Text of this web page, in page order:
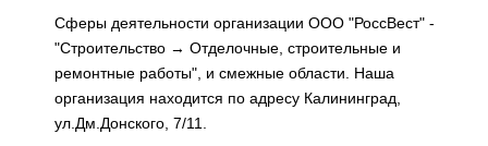
Сферы деятельности организации ООО "РоссВест" -
"Строительство → Отделочные, строительные и
ремонтные работы", и смежные области. Наша
организация находится по адресу Калининград,
ул.Дм.Донского, 7/11.